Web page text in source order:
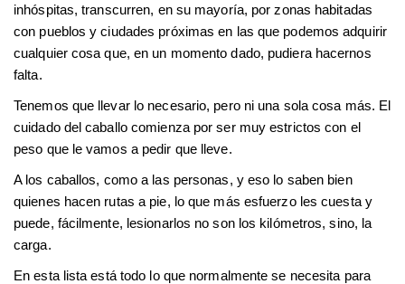
inhóspitas, transcurren, en su mayoría, por zonas habitadas
con pueblos y ciudades próximas en las que podemos adquirir
cualquier cosa que, en un momento dado, pudiera hacernos
falta.
Tenemos que llevar lo necesario, pero ni una sola cosa más. El
cuidado del caballo comienza por ser muy estrictos con el
peso que le vamos a pedir que lleve.
A los caballos, como a las personas, y eso lo saben bien
quienes hacen rutas a pie, lo que más esfuerzo les cuesta y
puede, fácilmente, lesionarlos no son los kilómetros, sino, la
carga.
En esta lista está todo lo que normalmente se necesita para